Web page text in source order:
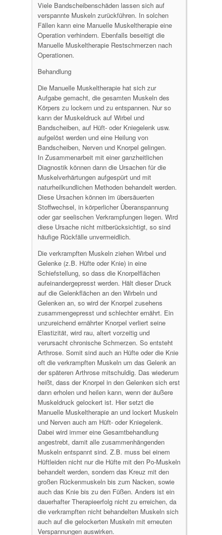
Viele Bandscheibenschäden lassen sich auf
verspannte Muskeln zurückführen. In solchen
Fällen kann eine Manuelle Muskeltherapie eine
Operation verhindern. Ebenfalls beseitigt die
Manuelle Muskeltherapie Restschmerzen nach
Operationen.
Behandlung
Die Manuelle Muskeltherapie hat sich zur
Aufgabe gemacht, die gesamten Muskeln des
Körpers zu lockern und zu entspannen. Nur so
kann der Muskeldruck auf Wirbel und
Bandscheiben, auf Hüft- oder Kniegelenk usw.
aufgelöst werden und eine Heilung von
Bandscheiben, Nerven und Knorpel gelingen.
In Zusammenarbeit mit einer ganzheitlichen
Diagnostik können dann die Ursachen für die
Muskelverhärtungen aufgespürt und mit
naturheilkundlichen Methoden behandelt werden.
Diese Ursachen können im übersäuerten
Stoffwechsel, in körperlicher Überanspannung
oder gar seelischen Verkrampfungen liegen. Wird
diese Ursache nicht mitberücksichtigt, so sind
häufige Rückfälle unvermeidlich.
Die verkrampften Muskeln ziehen Wirbel und
Gelenke (z.B. Hüfte oder Knie) in eine
Schiefstellung, so dass die Knorpelflächen
aufeinandergepresst werden. Hält dieser Druck
auf die Gelenkflächen an den Wirbeln und
Gelenken an, so wird der Knorpel zusehens
zusammengepresst und schlechter ernährt. Ein
unzureichend ernährter Knorpel verliert seine
Elastizität, wird rau, altert vorzeitig und
verursacht chronische Schmerzen. So entsteht
Arthrose. Somit sind auch an Hüfte oder die Knie
oft die verkrampften Muskeln um das Gelenk an
der späteren Arthrose mitschuldig. Das wiederum
heißt, dass der Knorpel in den Gelenken sich erst
dann erholen und heilen kann, wenn der äußere
Muskeldruck gelockert ist. Hier setzt die
Manuelle Muskeltherapie an und lockert Muskeln
und Nerven auch am Hüft- oder Kniegelenk.
Dabei wird immer eine Gesamtbehandlung
angestrebt, damit alle zusammenhängenden
Muskeln entspannt sind. Z.B. muss bei einem
Hüftleiden nicht nur die Hüfte mit den Po-Muskeln
behandelt werden, sondern das Kreuz mit den
großen Rückenmuskeln bis zum Nacken, sowie
auch das Knie bis zu den Füßen. Anders ist ein
dauerhafter Therapieerfolg nicht zu erreichen, da
die verkrampften nicht behandelten Muskeln sich
auch auf die gelockerten Muskeln mit erneuten
Verspannungen auswirken.